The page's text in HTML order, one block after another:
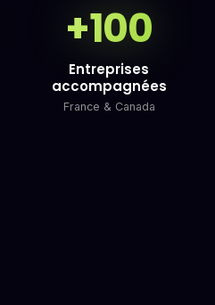
+100
Entreprises
accompagnées
France & Canada